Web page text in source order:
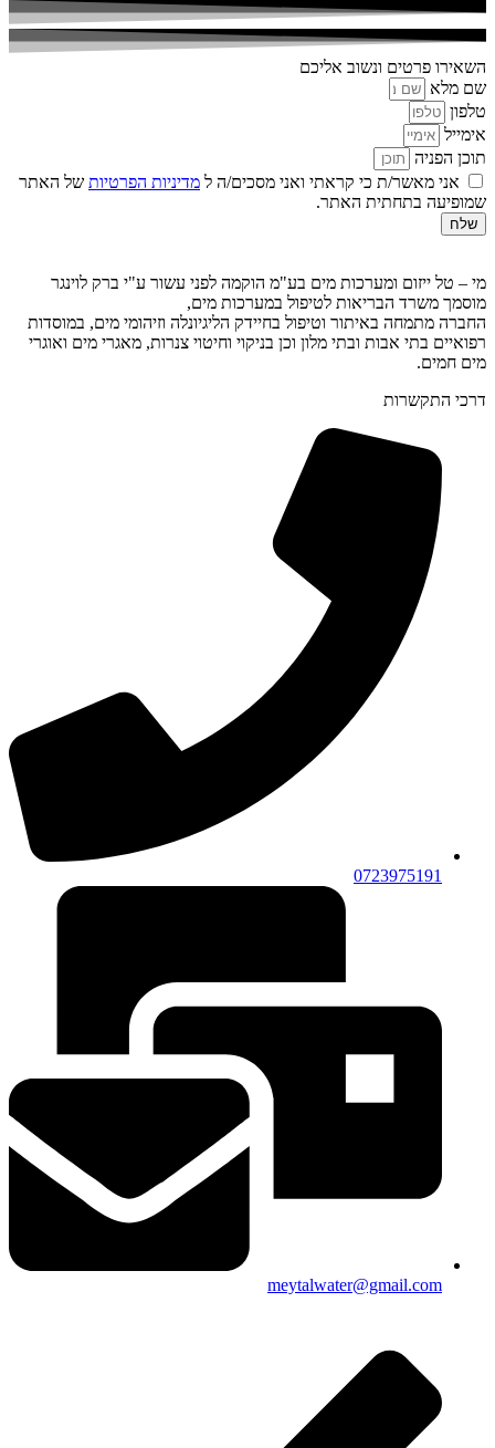
השאירו פרטים ונשוב אליכם
שם מלא
טלפון
אימייל
תוכן הפניה
אני מאשר/ת כי קראתי ואני מסכים/ה ל מדיניות הפרטיות של האתר
שמופיעה בתחתית האתר.
שלח
מי – טל ייזום ומערכות מים בע"מ הוקמה לפני עשור ע"י ברק לוינגר
מוסמך משרד הבריאות לטיפול במערכות מים,
החברה מתמחה באיתור וטיפול בחיידק הליגיונלה וזיהומי מים, במוסדות
רפואיים בתי אבות ובתי מלון וכן בניקוי וחיטוי צנרות, מאגרי מים ואוגרי
מים חמים.
דרכי התקשרות
0723975191
meytalwater@gmail.com